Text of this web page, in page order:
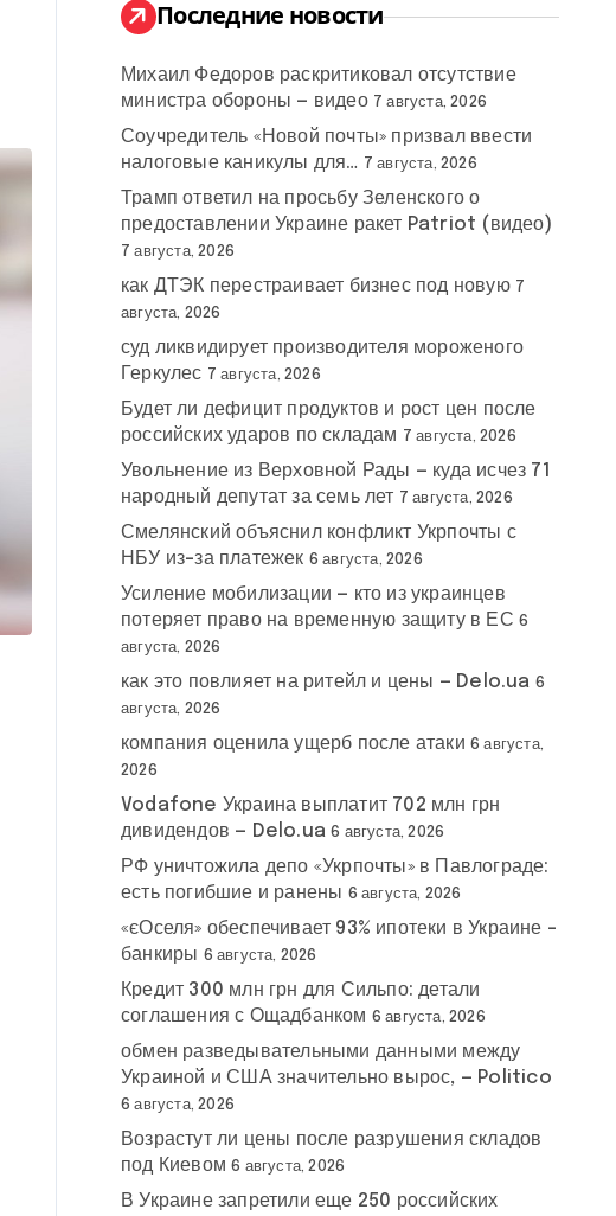
:
Последние новости
Михаил Федоров раскритиковал отсутствие
министра обороны — видео 7 августа, 2026
Соучредитель «Новой почты» призвал ввести
налоговые каникулы для… 7 августа, 2026
Трамп ответил на просьбу Зеленского о
предоставлении Украине ракет Patriot (видео)
7 августа, 2026
как ДТЭК перестраивает бизнес под новую 7
августа, 2026
суд ликвидирует производителя мороженого
Геркулес 7 августа, 2026
Будет ли дефицит продуктов и рост цен после
российских ударов по складам 7 августа, 2026
Увольнение из Верховной Рады — куда исчез 71
народный депутат за семь лет 7 августа, 2026
Смелянский объяснил конфликт Укрпочты с
НБУ из-за платежек 6 августа, 2026
Усиление мобилизации — кто из украинцев
потеряет право на временную защиту в ЕС 6
августа, 2026
как это повлияет на ритейл и цены — Delo.ua 6
августа, 2026
компания оценила ущерб после атаки 6 августа,
2026
Vodafone Украина выплатит 702 млн грн
дивидендов — Delo.ua 6 августа, 2026
РФ уничтожила депо «Укрпочты» в Павлограде:
есть погибшие и ранены 6 августа, 2026
«єОселя» обеспечивает 93% ипотеки в Украине –
банкиры 6 августа, 2026
Кредит 300 млн грн для Сильпо: детали
соглашения с Ощадбанком 6 августа, 2026
обмен разведывательными данными между
Украиной и США значительно вырос, — Politico
6 августа, 2026
Возрастут ли цены после разрушения складов
под Киевом 6 августа, 2026
В Украине запретили еще 250 российских